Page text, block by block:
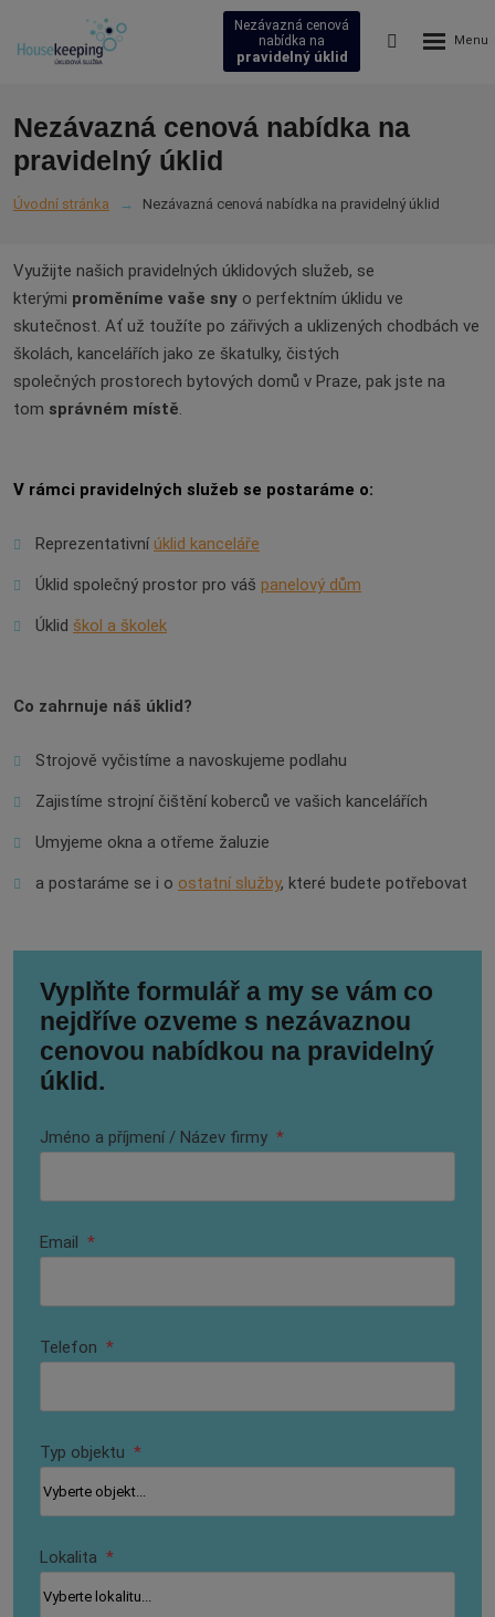
Nezávazná cenová
nabídka na
pravidelný úklid
Vyhledávání
Rozbalení
Nezávazná cenová nabídka na
pravidelný úklid
Úvodní stránka Nezávazná cenová nabídka na pravidelný úklid
Využijte našich pravidelných úklidových služeb, se
kterými proměníme vaše sny o perfektním úklidu ve
skutečnost. Ať už toužíte po zářivých a uklizených chodbách ve
školách, kancelářích jako ze škatulky, čistých
společných prostorech bytových domů v Praze, pak jste na
tom správném místě.
V rámci pravidelných služeb se postaráme o:
Reprezentativníúklid kanceláře
Úklid společný prostor pro váš panelový dům
Úklid škol a školek
Co zahrnuje náš úklid?
Strojově vyčistíme a navoskujeme podlahu
Zajistíme strojní čištění koberců ve vašich kancelářích
Umyjeme okna a otřeme žaluzie
a postaráme se i o ostatní služby, které budete potřebovat
Vyplňte formulář a my se vám co
nejdříve ozveme s nezávaznou
cenovou nabídkou na pravidelný
úklid.
Jméno a příjmení / Název firmy *
Email *
Telefon *
Typ objektu *
Lokalita *